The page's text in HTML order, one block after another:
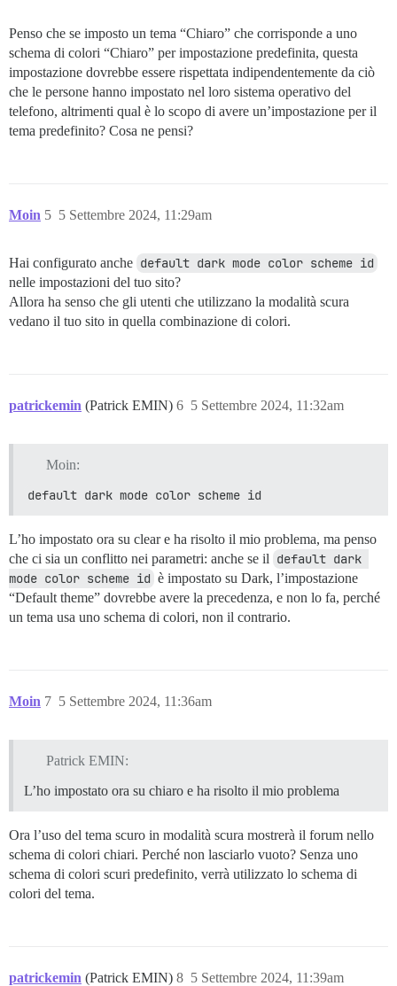
Penso che se imposto un tema “Chiaro” che corrisponde a uno
schema di colori “Chiaro” per impostazione predefinita, questa
impostazione dovrebbe essere rispettata indipendentemente da ciò
che le persone hanno impostato nel loro sistema operativo del
telefono, altrimenti qual è lo scopo di avere un’impostazione per il
tema predefinito? Cosa ne pensi?
Moin 5 Settembre 2024, 11:29am
5
Hai configurato anche default dark mode color scheme id
nelle impostazioni del tuo sito?
Allora ha senso che gli utenti che utilizzano la modalità scura
vedano il tuo sito in quella combinazione di colori.
patrickemin (Patrick EMIN) 5 Settembre 2024, 11:32am
6
Moin:
default dark mode color scheme id
L’ho impostato ora su clear e ha risolto il mio problema, ma penso
che ci sia un conflitto nei parametri: anche se il default dark
mode color scheme id è impostato su Dark, l’impostazione
“Default theme” dovrebbe avere la precedenza, e non lo fa, perché
un tema usa uno schema di colori, non il contrario.
Moin 5 Settembre 2024, 11:36am
7
Patrick EMIN:
L’ho impostato ora su chiaro e ha risolto il mio problema
Ora l’uso del tema scuro in modalità scura mostrerà il forum nello
schema di colori chiari. Perché non lasciarlo vuoto? Senza uno
schema di colori scuri predefinito, verrà utilizzato lo schema di
colori del tema.
patrickemin (Patrick EMIN) 5 Settembre 2024, 11:39am
8